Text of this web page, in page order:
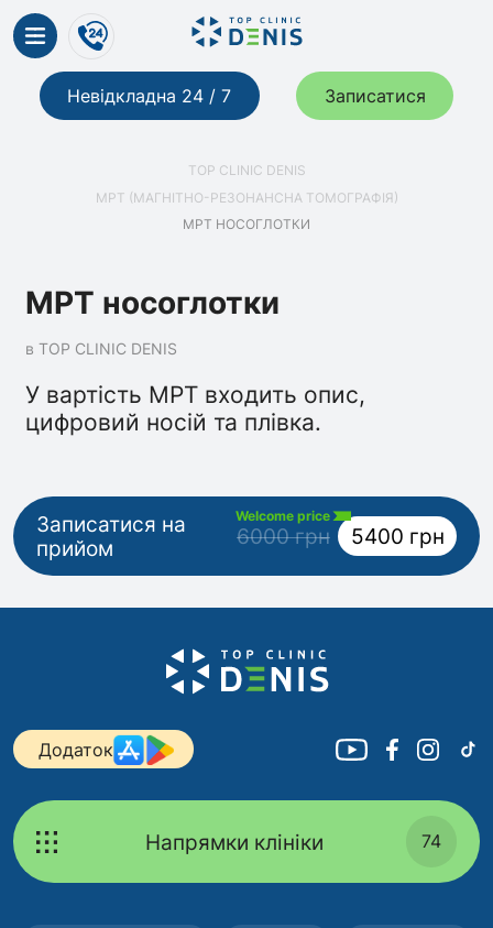
Невідкладна 24 / 7 Записатися
TOP CLINIC DENIS
МРТ (МАГНІТНО-РЕЗОНАНСНА ТОМОГРАФІЯ)
МРТ НОСОГЛОТКИ
МРТ носоглотки
в TOP CLINIC DENIS
У вартість МРТ входить опис,
цифровий носій та плівка.
Записатися на
прийом
Welcome price
6000 грн 5400 грн
Додаток
Напрямки клініки 74